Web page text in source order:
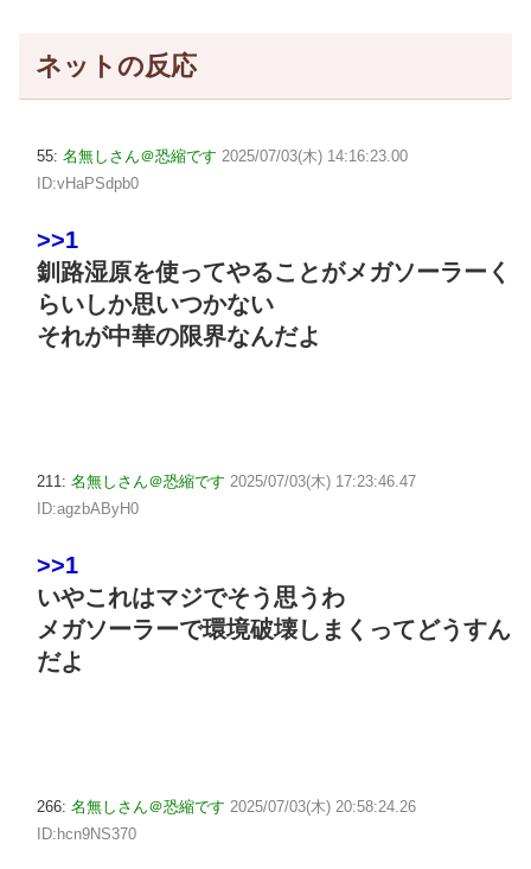
ネットの反応
55: 名無しさん＠恐縮です 2025/07/03(木) 14:16:23.00
ID:vHaPSdpb0
>>1
釧路湿原を使ってやることがメガソーラーく
らいしか思いつかない
それが中華の限界なんだよ
211: 名無しさん＠恐縮です 2025/07/03(木) 17:23:46.47
ID:agzbAByH0
>>1
いやこれはマジでそう思うわ
メガソーラーで環境破壊しまくってどうすん
だよ
266: 名無しさん＠恐縮です 2025/07/03(木) 20:58:24.26
ID:hcn9NS370